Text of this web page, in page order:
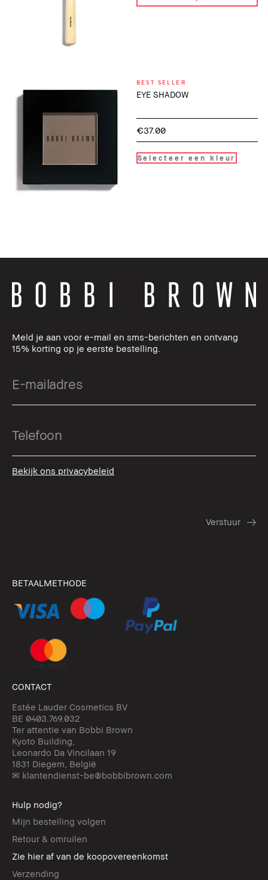
BEST SELLER
EYE SHADOW
€37.00
Selecteer een kleur
Meld je aan voor e-mail en sms-berichten en ontvang
15% korting op je eerste bestelling.
Bekijk ons privacybeleid
BETAALMETHODE
CONTACT
Estée Lauder Cosmetics BV
BE 0403.769.032
Ter attentie van Bobbi Brown
Kyoto Building,
Leonardo Da Vincilaan 19
1831 Diegem, België
✉ klantendienst-be@bobbibrown.com
Hulp nodig?
Mijn bestelling volgen
Retour & omruilen
Zie hier af van de koopovereenkomst
Verzending